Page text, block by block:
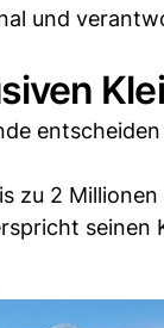
und
zu 2
seinen